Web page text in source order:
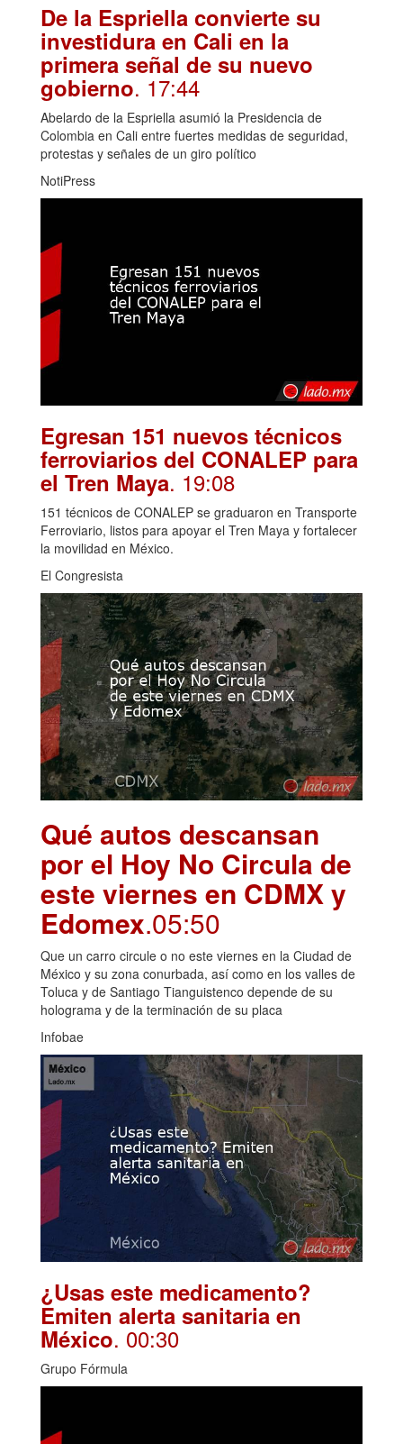
De la Espriella convierte su
investidura en Cali en la
primera señal de su nuevo
gobierno. 17:44
Abelardo de la Espriella asumió la Presidencia de
Colombia en Cali entre fuertes medidas de seguridad,
protestas y señales de un giro político
NotiPress
Egresan 151 nuevos técnicos
ferroviarios del CONALEP para
el Tren Maya. 19:08
151 técnicos de CONALEP se graduaron en Transporte
Ferroviario, listos para apoyar el Tren Maya y fortalecer
la movilidad en México.
El Congresista
Qué autos descansan
por el Hoy No Circula de
este viernes en CDMX y
Edomex.05:50
Que un carro circule o no este viernes en la Ciudad de
México y su zona conurbada, así como en los valles de
Toluca y de Santiago Tianguistenco depende de su
holograma y de la terminación de su placa
Infobae
¿Usas este medicamento?
Emiten alerta sanitaria en
México. 00:30
Grupo Fórmula